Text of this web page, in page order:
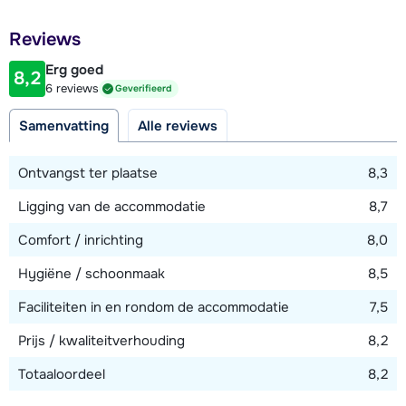
400 meter
Afstand tot piste
150 meter
Reviews
8,2 Erg goed
6 reviews Geverifieerd
Samenvatting Alle reviews
Ontvangst ter plaatse
8,3
Ligging van de accommodatie
8,7
Comfort / inrichting
8,0
Hygiëne / schoonmaak
8,5
Faciliteiten in en rondom de accommodatie
7,5
Prijs / kwaliteitverhouding
8,2
Totaaloordeel
8,2